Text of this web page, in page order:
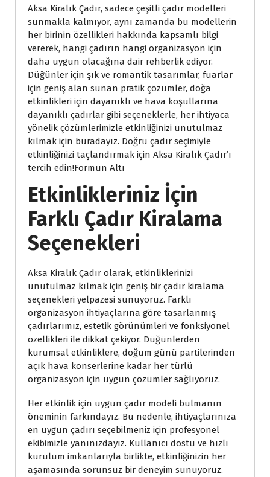
Aksa Kiralık Çadır, sadece çeşitli çadır modelleri
sunmakla kalmıyor, aynı zamanda bu modellerin
her birinin özellikleri hakkında kapsamlı bilgi
vererek, hangi çadırın hangi organizasyon için
daha uygun olacağına dair rehberlik ediyor.
Düğünler için şık ve romantik tasarımlar, fuarlar
için geniş alan sunan pratik çözümler, doğa
etkinlikleri için dayanıklı ve hava koşullarına
dayanıklı çadırlar gibi seçeneklerle, her ihtiyaca
yönelik çözümlerimizle etkinliğinizi unutulmaz
kılmak için buradayız. Doğru çadır seçimiyle
etkinliğinizi taçlandırmak için Aksa Kiralık Çadır’ı
tercih edin!Formun Altı
Etkinlikleriniz İçin
Farklı Çadır Kiralama
Seçenekleri
Aksa Kiralık Çadır olarak, etkinliklerinizi
unutulmaz kılmak için geniş bir çadır kiralama
seçenekleri yelpazesi sunuyoruz. Farklı
organizasyon ihtiyaçlarına göre tasarlanmış
çadırlarımız, estetik görünümleri ve fonksiyonel
özellikleri ile dikkat çekiyor. Düğünlerden
kurumsal etkinliklere, doğum günü partilerinden
açık hava konserlerine kadar her türlü
organizasyon için uygun çözümler sağlıyoruz.
Her etkinlik için uygun çadır modeli bulmanın
öneminin farkındayız. Bu nedenle, ihtiyaçlarınıza
en uygun çadırı seçebilmeniz için profesyonel
ekibimizle yanınızdayız. Kullanıcı dostu ve hızlı
kurulum imkanlarıyla birlikte, etkinliğinizin her
aşamasında sorunsuz bir deneyim sunuyoruz.